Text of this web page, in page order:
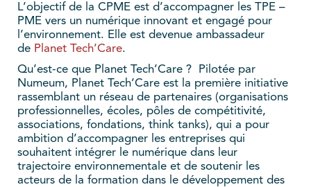
L’objectif de la CPME est d’accompagner les TPE –
PME vers un numérique innovant et engagé pour
l’environnement. Elle est devenue ambassadeur
de Planet Tech’Care.
Qu’est-ce que Planet Tech’Care ? Pilotée par
Numeum, Planet Tech’Care est la première initiative
rassemblant un réseau de partenaires (organisations
professionnelles, écoles, pôles de compétitivité,
associations, fondations, think tanks), qui a pour
ambition d’accompagner les entreprises qui
souhaitent intégrer le numérique dans leur
trajectoire environnementale et de soutenir les
acteurs de la formation dans le développement des